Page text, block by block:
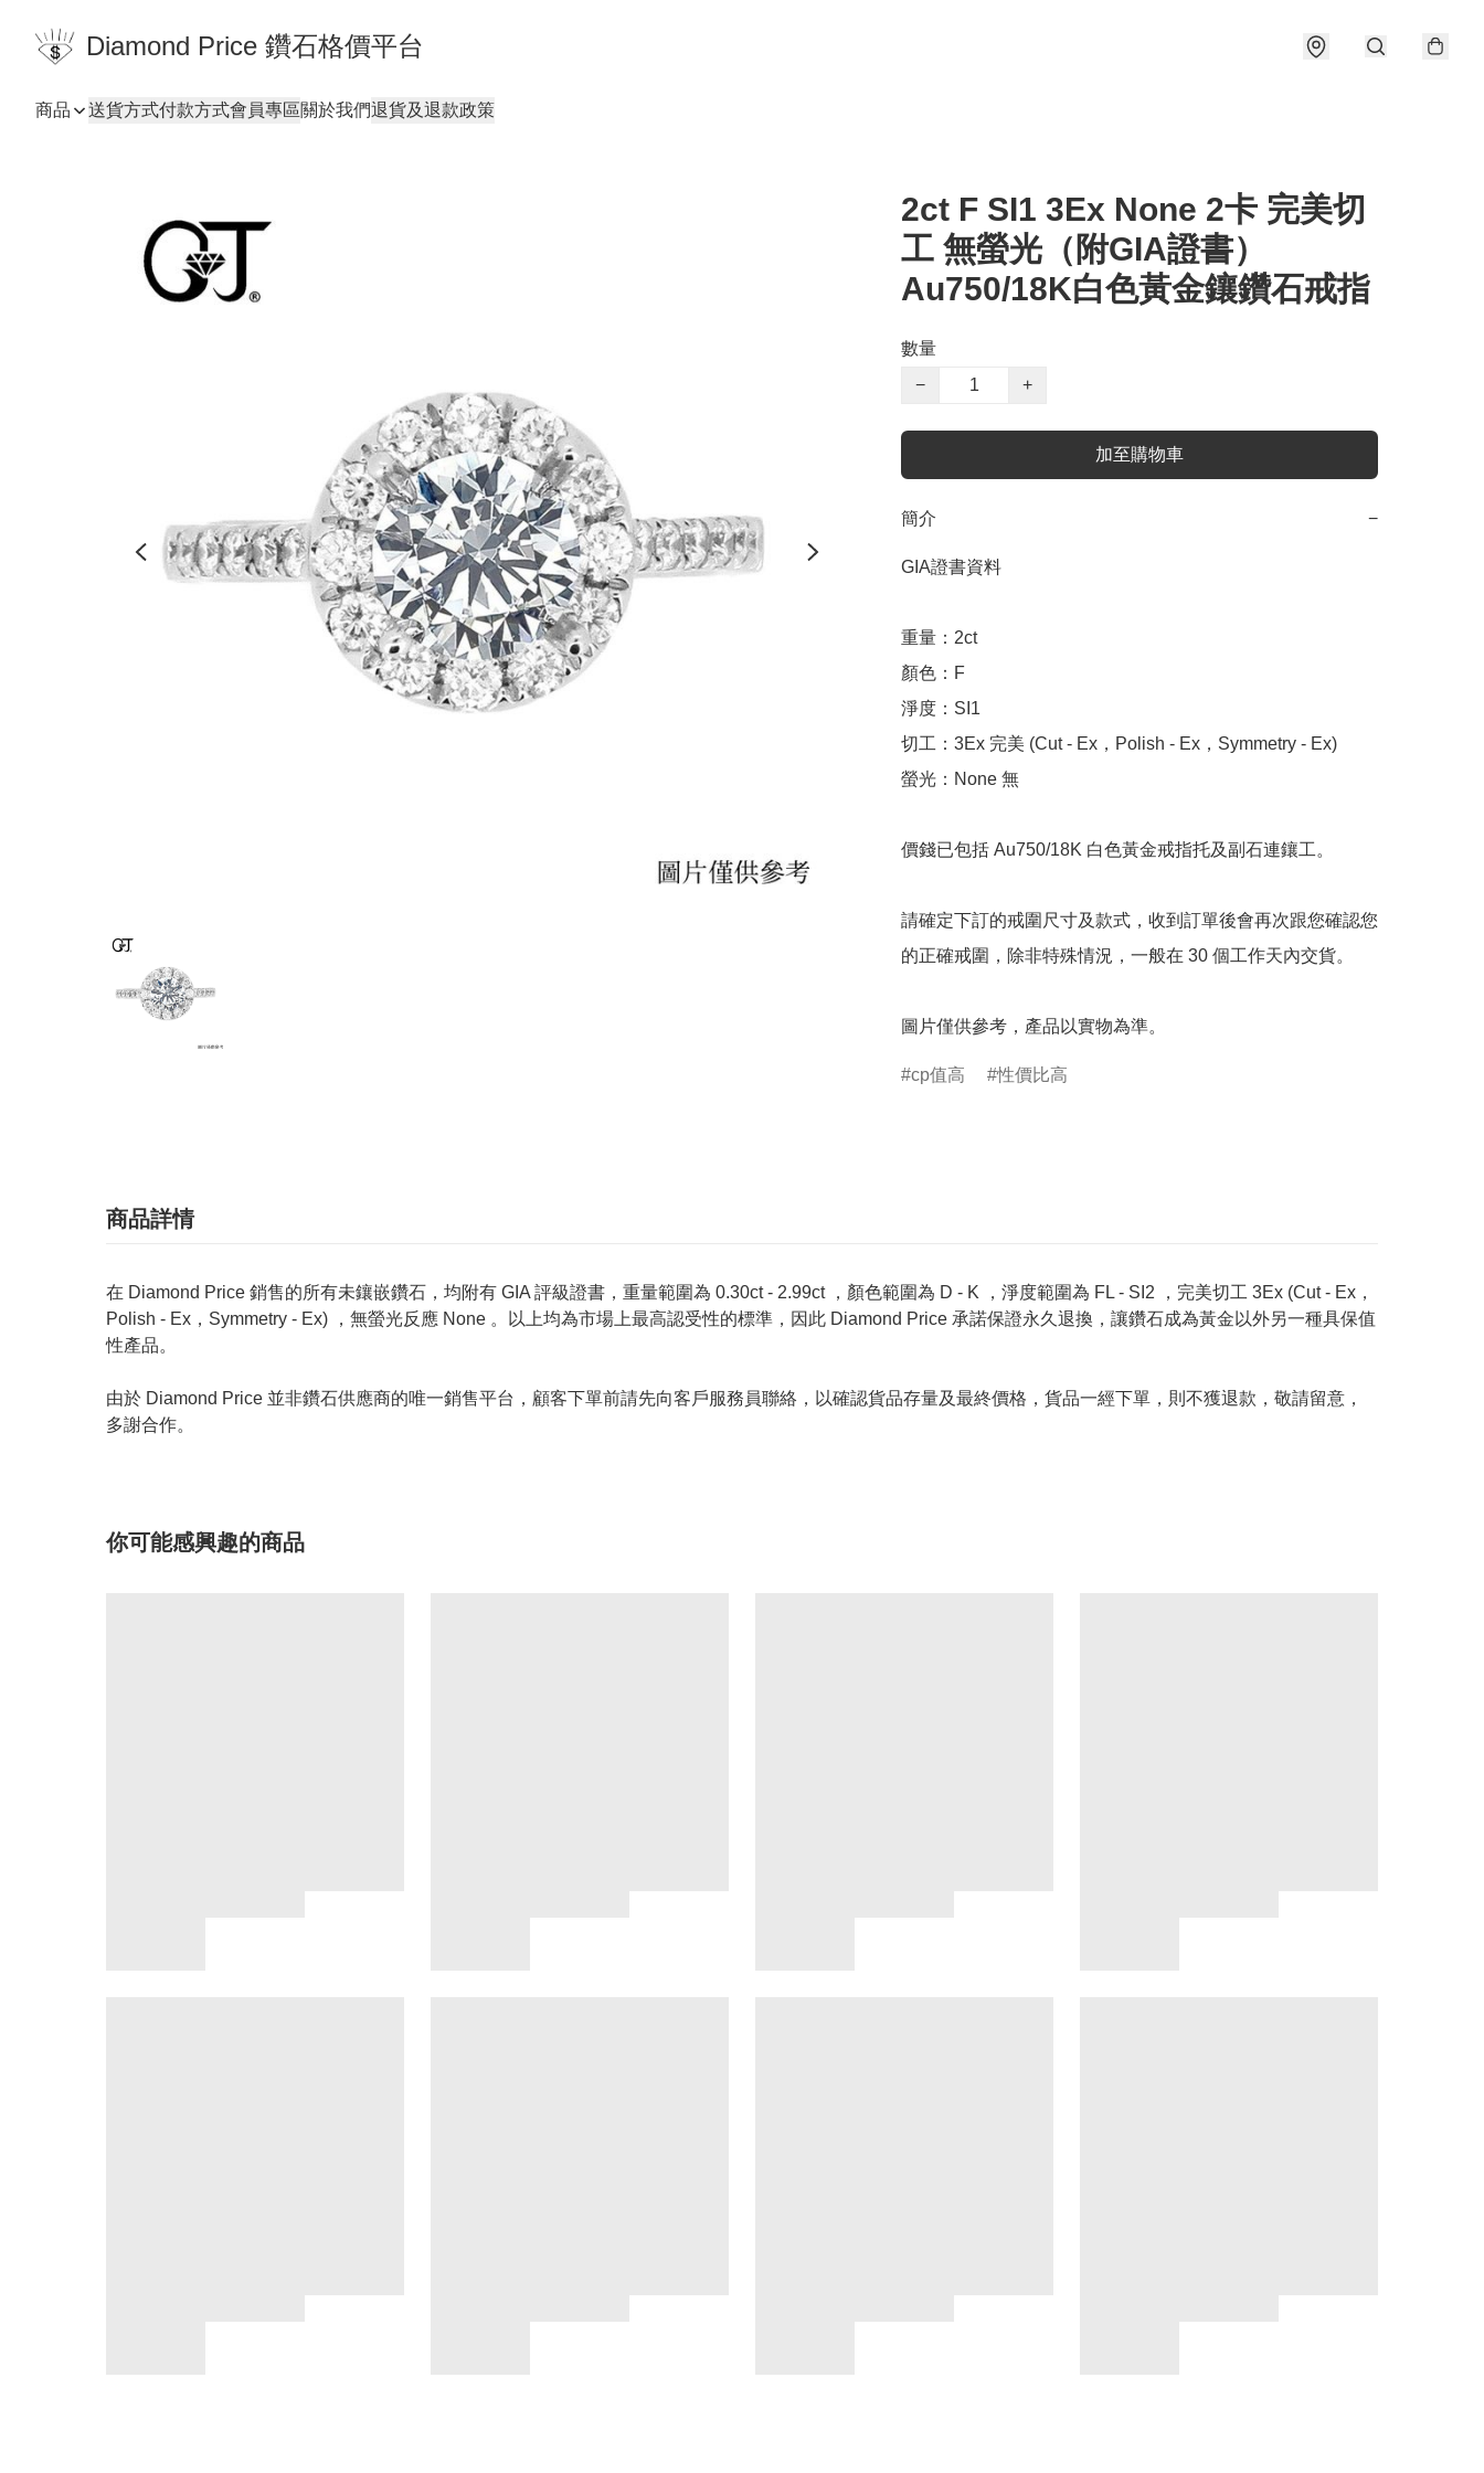
Diamond Price 鑽石格價平台
商品 送貨方式付款方式會員專區關於我們退貨及退款政策
2ct F SI1 3Ex None 2卡 完美切
工 無螢光（附GIA證書）
Au750/18K白色黃金鑲鑽石戒指
數量
−
+
加至購物車
簡介 −
GIA證書資料
重量：2ct
顏色：F
淨度：SI1
切工：3Ex 完美 (Cut - Ex，Polish - Ex，Symmetry - Ex)
螢光：None 無
價錢已包括 Au750/18K 白色黃金戒指托及副石連鑲工。
請確定下訂的戒圍尺寸及款式，收到訂單後會再次跟您確認您
的正確戒圍，除非特殊情況，一般在 30 個工作天內交貨。
圖片僅供參考，產品以實物為準。
cp值高 性價比高
商品詳情
在 Diamond Price 銷售的所有未鑲嵌鑽石，均附有 GIA 評級證書，重量範圍為 0.30ct - 2.99ct ，顏色範圍為 D - K ，淨度範圍為 FL - SI2 ，完美切工 3Ex (Cut - Ex，
Polish - Ex，Symmetry - Ex) ，無螢光反應 None 。以上均為市場上最高認受性的標準，因此 Diamond Price 承諾保證永久退換，讓鑽石成為黃金以外另一種具保值
性產品。
由於 Diamond Price 並非鑽石供應商的唯一銷售平台，顧客下單前請先向客戶服務員聯絡，以確認貨品存量及最終價格，貨品一經下單，則不獲退款，敬請留意，
多謝合作。
你可能感興趣的商品